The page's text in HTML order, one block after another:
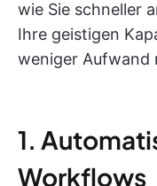
wie Sie schneller
Ihre geistigen
weniger Aufwand
1.
Workflows